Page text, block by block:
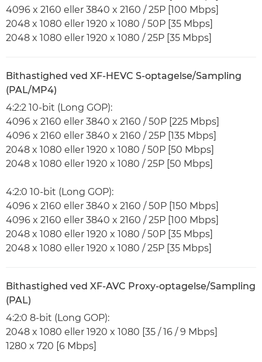
4096 x 2160 eller 3840 x 2160 / 25P [100 Mbps]
2048 x 1080 eller 1920 x 1080 / 50P [35 Mbps]
2048 x 1080 eller 1920 x 1080 / 25P [35 Mbps]
Bithastighed ved XF-HEVC S-optagelse/Sampling
(PAL/MP4)
4:2:2 10-bit (Long GOP):
4096 x 2160 eller 3840 x 2160 / 50P [225 Mbps]
4096 x 2160 eller 3840 x 2160 / 25P [135 Mbps]
2048 x 1080 eller 1920 x 1080 / 50P [50 Mbps]
2048 x 1080 eller 1920 x 1080 / 25P [50 Mbps]
4:2:0 10-bit (Long GOP):
4096 x 2160 eller 3840 x 2160 / 50P [150 Mbps]
4096 x 2160 eller 3840 x 2160 / 25P [100 Mbps]
2048 x 1080 eller 1920 x 1080 / 50P [35 Mbps]
2048 x 1080 eller 1920 x 1080 / 25P [35 Mbps]
Bithastighed ved XF-AVC Proxy-optagelse/Sampling
(PAL)
4:2:0 8-bit (Long GOP):
2048 x 1080 eller 1920 x 1080 [35 / 16 / 9 Mbps]
1280 x 720 [6 Mbps]